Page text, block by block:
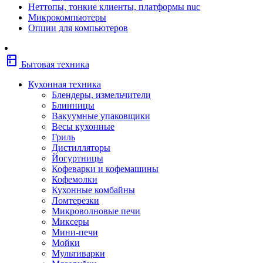
Фены
Щипцы
Электробритвы
Сушильные машины
Морозильные камеры
Плиты
Посудомоечные машины
Водонагреватели
Бойлеры
Встраиваемая техника
комбинированные
Духовые шкафы газовые
Неттопы, тонкие клиенты, платформы nuc
Микрокомпьютеры
Опции для компьютеров
kitchen Бытовая техника
Кухонная техника
Блендеры, измельчители
Блинницы
Вакуумные упаковщики
Весы кухонные
Гриль
Дистилляторы
Йогуртницы
Кофеварки и кофемашины
Кофемолки
Кухонные комбайны
Ломтерезки
Микроволновые печи
Миксеры
Мини-печи
Мойки
Мультиварки